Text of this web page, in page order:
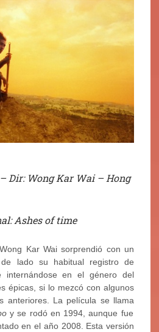
Dir: Wong Kar Wai – Hong
Ashes of time
Kar Wai sorprendió con un
lado su habitual registro de
internándose en el género del
épicas, si lo mezcó con algunos
anteriores. La película se llama
y se rodó en 1994, aunque fue
en el año 2008. Esta versión